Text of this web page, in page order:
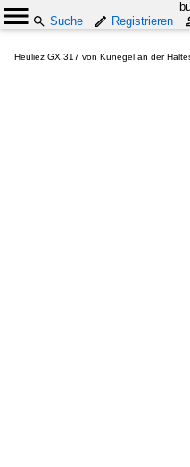
Suche
Registrieren
Heuliez GX 317 von Kunegel an der